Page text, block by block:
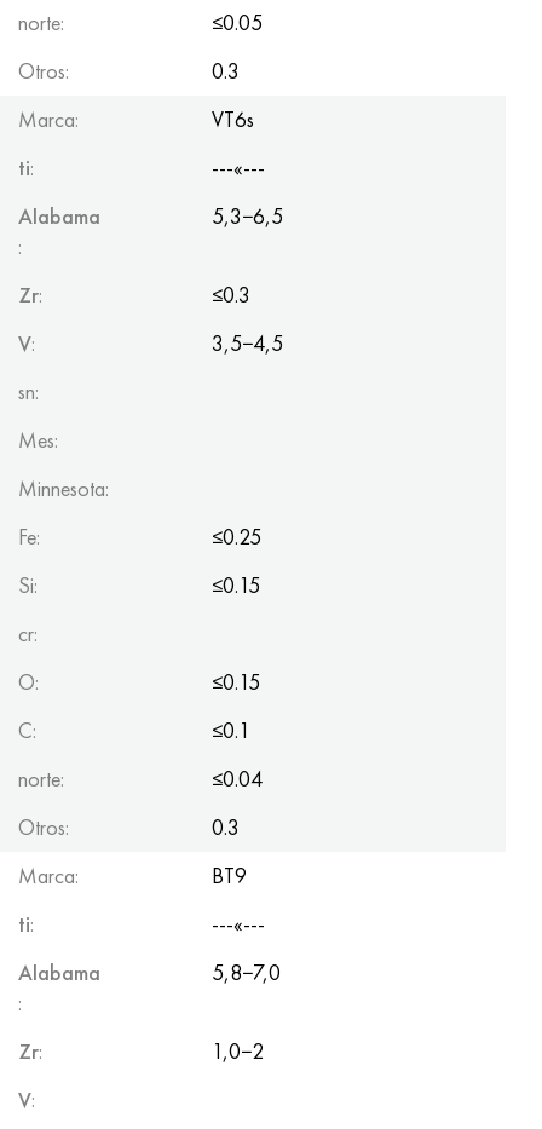
norte:
≤0.05
Otros:
0.3
Marca:
VT6s
ti:
---«---
Alabama
:
5,3−6,5
Zr:
≤0.3
V:
3,5−4,5
sn:
Mes:
Minnesota:
Fe:
≤0.25
Si:
≤0.15
cr:
O:
≤0.15
C:
≤0.1
norte:
≤0.04
Otros:
0.3
Marca:
BT9
ti:
---«---
Alabama
:
5,8−7,0
Zr:
1,0−2
V: